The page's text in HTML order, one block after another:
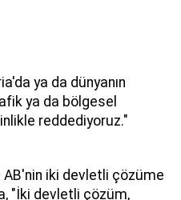
ya da dünyanın
ya da bölgesel
reddediyoruz."
iki devletli çözüme
"İki devletli çözüm,